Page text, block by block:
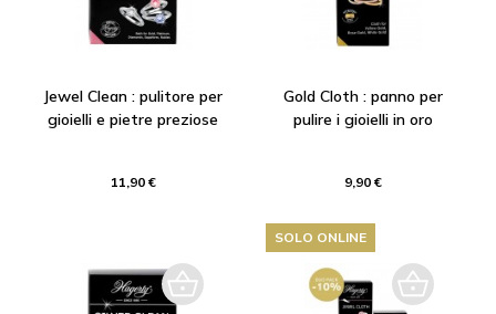
Jewel Clean : pulitore per
gioielli e pietre preziose
11,90 €
Gold Cloth : panno per
pulire i gioielli in oro
9,90 €
SOLO ONLINE